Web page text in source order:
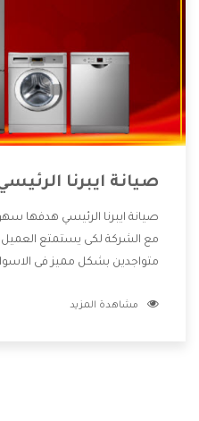
صيانة ايبرنا
صيانة ايبرنا الرئيسي هدفها
مع الشركة لكى يستمتع العميل
متواجدين بشكل مميز فى
الشركة بها والتى تكون منها
مشاهدة المزيد